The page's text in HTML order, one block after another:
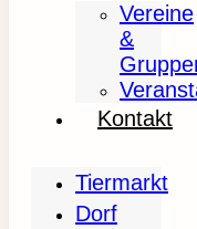
Vereine
&
Kontakt
Tiermarkt
Dorf